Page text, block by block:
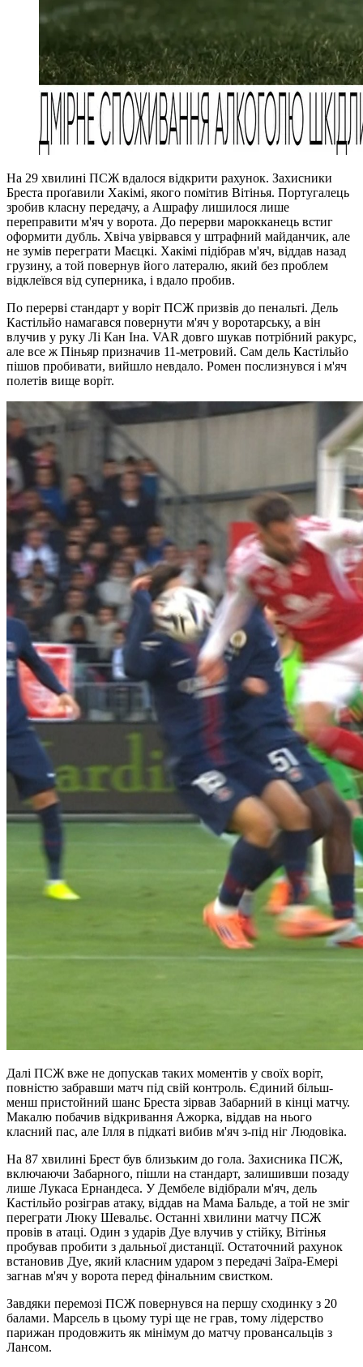
На 29 хвилині ПСЖ вдалося відкрити рахунок. Захисники
Бреста проґавили Хакімі, якого помітив Вітінья. Португалець
зробив класну передачу, а Ашрафу лишилося лише
переправити м'яч у ворота. До перерви марокканець встиг
оформити дубль. Хвіча увірвався у штрафний майданчик, але
не зумів переграти Маєцкі. Хакімі підібрав м'яч, віддав назад
грузину, а той повернув його латералю, який без проблем
відклеївся від суперника, і вдало пробив.
По перерві стандарт у воріт ПСЖ призвів до пенальті. Дель
Кастільйо намагався повернути м'яч у воротарську, а він
влучив у руку Лі Кан Іна. VAR довго шукав потрібний ракурс,
але все ж Піньяр призначив 11-метровий. Сам дель Кастільйо
пішов пробивати, вийшло невдало. Ромен послизнувся і м'яч
полетів вище воріт.
Далі ПСЖ вже не допускав таких моментів у своїх воріт,
повністю забравши матч під свій контроль. Єдиний більш-
менш пристойний шанс Бреста зірвав Забарний в кінці матчу.
Макалю побачив відкривання Ажорка, віддав на нього
класний пас, але Ілля в підкаті вибив м'яч з-під ніг Людовіка.
На 87 хвилині Брест був близьким до гола. Захисника ПСЖ,
включаючи Забарного, пішли на стандарт, залишивши позаду
лише Лукаса Ернандеса. У Дембеле відібрали м'яч, дель
Кастільйо розіграв атаку, віддав на Мама Бальде, а той не зміг
переграти Люку Шевальє. Останні хвилини матчу ПСЖ
провів в атаці. Один з ударів Дуе влучив у стійку, Вітінья
пробував пробити з дальньої дистанції. Остаточний рахунок
встановив Дуе, який класним ударом з передачі Заїра-Емері
загнав м'яч у ворота перед фінальним свистком.
Завдяки перемозі ПСЖ повернувся на першу сходинку з 20
балами. Марсель в цьому турі ще не грав, тому лідерство
парижан продовжить як мінімум до матчу провансальців з
Лансом.